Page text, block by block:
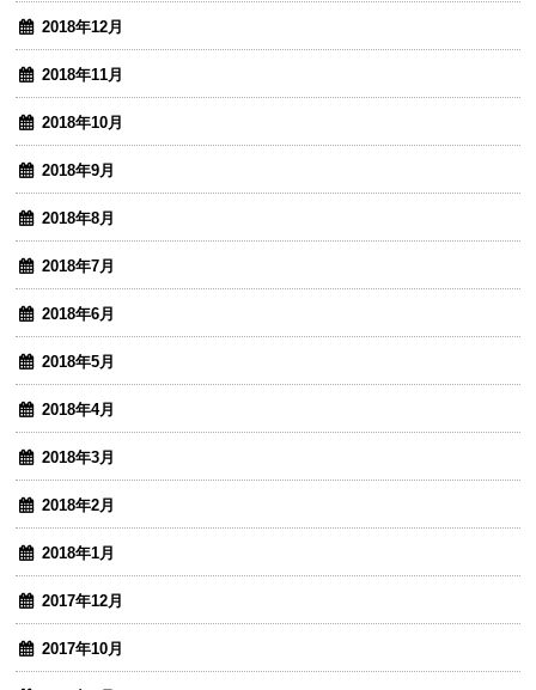
2018年12月
2018年11月
2018年10月
2018年9月
2018年8月
2018年7月
2018年6月
2018年5月
2018年4月
2018年3月
2018年2月
2018年1月
2017年12月
2017年10月